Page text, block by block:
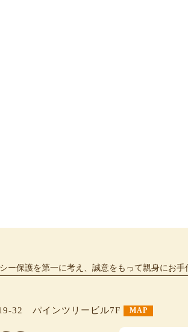
保護を第一に考え、誠意をもって親身にお手
32 パインツリービル7F MAP